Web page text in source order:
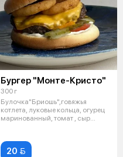
Бургер "Монте-Кристо"
300 г
Булочка"Бриошь",говяжья
котлета, луковые кольца, огурец
маринованный, томат , сыр
20 